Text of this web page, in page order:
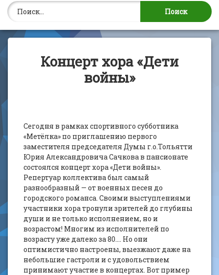
Найти:
Концерт хора «Дети
войны»
Сегодня в рамках спортивного субботника
«Метёлка» по приглашению первого
заместителя председателя Думы г.о.Тольятти
Юрия Александровича Сачкова в пансионате
состоялся концерт хора «Дети войны».
Репертуар коллектива был самый
разнообразный — от военных песен до
городского романса. Своими выступлениями
участники хора тронули зрителей до глубины
души и не только исполнением, но и
возрастом! Многим из исполнителей по
возрасту уже далеко за 80…. Но они
оптимистично настроены, выезжают даже на
небольшие гастроли и с удовольствием
принимают участие в концертах. Вот пример